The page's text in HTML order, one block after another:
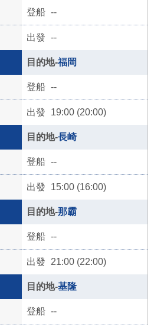
--
--
福岡
--
19:00 (20:00)
長崎
--
15:00 (16:00)
那霸
--
21:00 (22:00)
基隆
--